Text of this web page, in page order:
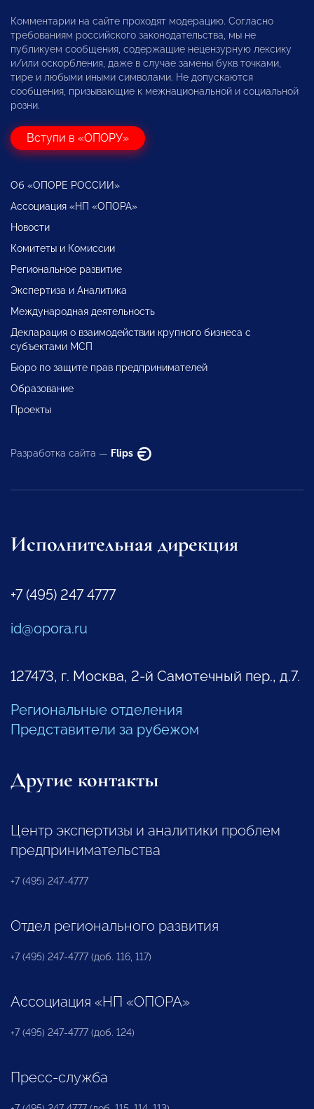
Комментарии на сайте проходят модерацию. Согласно
требованиям российского законодательства, мы не
публикуем сообщения, содержащие нецензурную лексику
и/или оскорбления, даже в случае замены букв точками,
тире и любыми иными символами. Не допускаются
сообщения, призывающие к межнациональной и социальной
розни.
Вступи в «ОПОРУ»
Об «ОПОРЕ РОССИИ»
Ассоциация «НП «ОПОРА»
Новости
Комитеты и Комиссии
Региональное развитие
Экспертиза и Аналитика
Международная деятельность
Декларация о взаимодействии крупного бизнеса с
субъектами МСП
Бюро по защите прав предпринимателей
Образование
Проекты
Разработка сайта — Flips
Исполнительная дирекция
+7 (495) 247 4777
id@opora.ru
127473, г. Москва, 2-й Самотечный пер., д.7.
Региональные отделения
Представители за рубежом
Другие контакты
Центр экспертизы и аналитики проблем
предпринимательства
+7 (495) 247-4777
Отдел регионального развития
+7 (495) 247-4777 (доб. 116, 117)
Ассоциация «НП «ОПОРА»
+7 (495) 247-4777 (доб. 124)
Пресс-служба